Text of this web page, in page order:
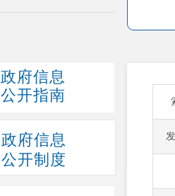
政府信息
公开指南
政府信息
公开制度